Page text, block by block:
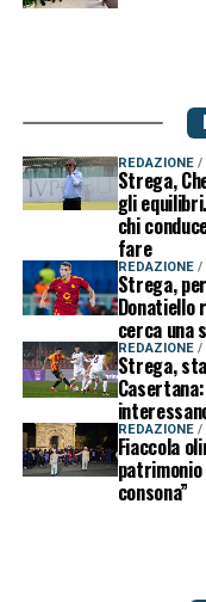
REDAZIONE
Strega,
gli
chi
fare
REDAZIONE
Strega,
Donatiello
cerca una
REDAZIONE
Strega,
REDAZIONE
Fiaccola
consona”